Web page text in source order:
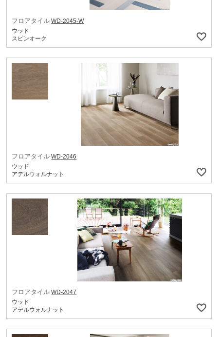
フロアタイル WD-2045-W
ウッド
スピンオーク
フロアタイル WD-2046
ウッド
アデルウォルナット
フロアタイル WD-2047
ウッド
アデルウォルナット